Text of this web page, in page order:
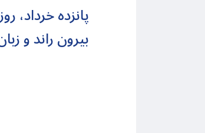
پانزده
بیرون راند و